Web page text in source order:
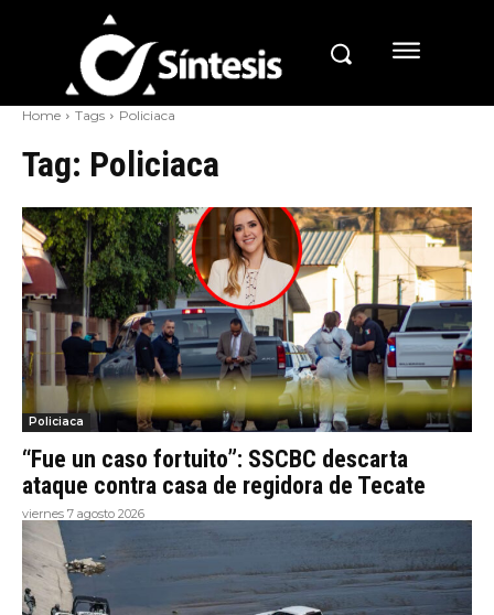
Home Tags Policiaca
Tag: Policiaca
Policiaca
“Fue un caso fortuito”: SSCBC descarta
ataque contra casa de regidora de Tecate
viernes 7 agosto 2026